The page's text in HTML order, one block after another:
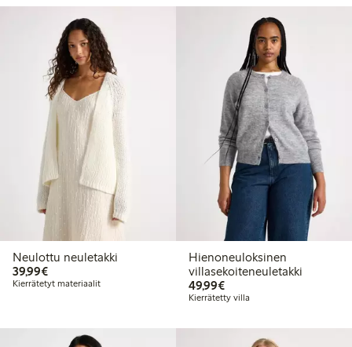
Neulottu neuletakki
39,99€39,99 €
Kierrätetyt materiaalit
Hienoneuloksinen
villasekoiteneuletakki
49,99€49,99 €
Kierrätetty villa